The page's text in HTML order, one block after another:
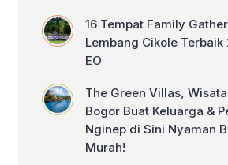
16 Tempat Family
Lembang Cikole Terbaik
EO
The Green Villas,
Bogor Buat Keluarga &
Nginep di Sini Nyaman
Murah!